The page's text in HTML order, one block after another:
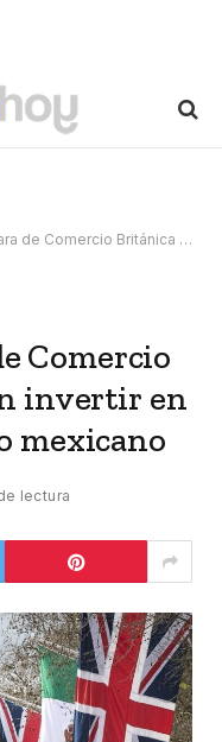
interés en invertir en el sector energético mexicano
Comercio
invertir en
mexicano
lectura